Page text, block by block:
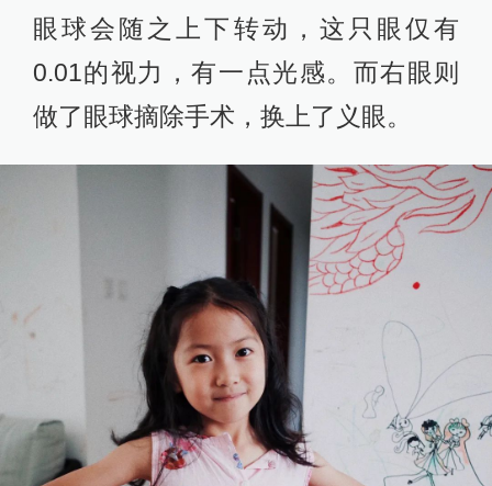
眼球会随之上下转动，这只眼仅有
0.01的视力，有一点光感。而右眼则
做了眼球摘除手术，换上了义眼。